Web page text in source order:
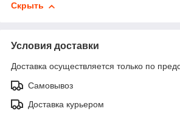
Скрыть
Условия доставки
Доставка осуществляется только по
Самовывоз
Доставка курьером